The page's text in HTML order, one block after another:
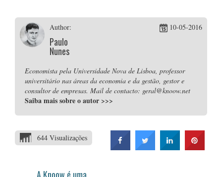
Author:
Paulo
Nunes
10-05-2016
Economista pela Universidade Nova de Lisboa, professor
universitário nas áreas da economia e da gestão, gestor e
consultor de empresas. Mail de contacto: geral@knoow.net
Saiba mais sobre o autor >>>
644 Visualizações